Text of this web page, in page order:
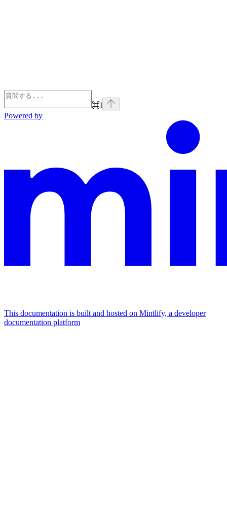
⌘I
Powered by
This documentation is built and hosted on Mintlify, a developer
documentation platform